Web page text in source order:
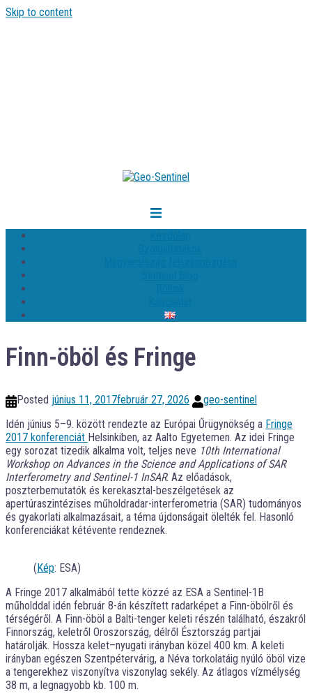
Skip to content
Finn-öböl és Fringe
Posted június 11, 2017február 27, 2026
geo-sentinel
Idén június 5–9. között rendezte az Európai Űrügynökség a Fringe
2017 konferenciát Helsinkiben, az Aalto Egyetemen. Az idei Fringe
egy sorozat tizedik alkalma volt, teljes neve 10th International
Workshop on Advances in the Science and Applications of SAR
Interferometry and Sentinel-1 InSAR. Az előadások,
poszterbemutatók és kerekasztal-beszélgetések az
apertúraszintézises műholdradar-interferometria (SAR) tudományos
és gyakorlati alkalmazásait, a téma újdonságait ölelték fel. Hasonló
konferenciákat kétévente rendeznek.
(Kép: ESA)
A Fringe 2017 alkalmából tette közzé az ESA a Sentinel-1B
műholddal idén február 8-án készített radarképet a Finn-öbölről és
térségéről. A Finn-öböl a Balti-tenger keleti részén található, északról
Finnország, keletről Oroszország, délről Észtország partjai
határolják. Hossza kelet–nyugati irányban közel 400 km. A keleti
irányban egészen Szentpétervárig, a Néva torkolatáig nyúló öböl vize
a tengerekhez viszonyítva viszonylag sekély. Az átlagos vízmélység
38 m, a legnagyobb kb. 100 m.